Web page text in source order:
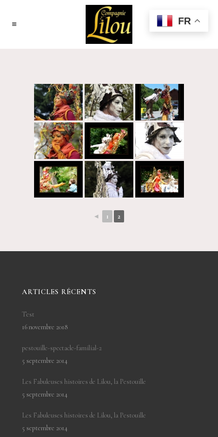
◄ 1 2
ARTICLES RÉCENTS
Test
16 novembre 2018
pestouille-spectacle-familial-2
5 septembre 2014
Les Fabuleuses histoires de Lilou, la Pestouille
5 septembre 2014
Les Fabuleuses histoires de Lilou, la Pestouille
5 septembre 2014
FR